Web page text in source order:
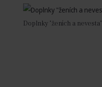
Doplnky "ženích a nevesta"